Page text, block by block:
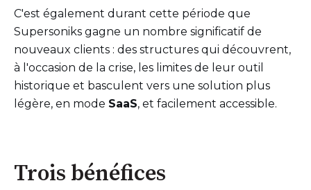
C'est également durant cette période que
Supersoniks gagne un nombre significatif de
nouveaux clients : des structures qui découvrent,
à l'occasion de la crise, les limites de leur outil
historique et basculent vers une solution plus
légère, en mode SaaS, et facilement accessible.
Trois bénéfices